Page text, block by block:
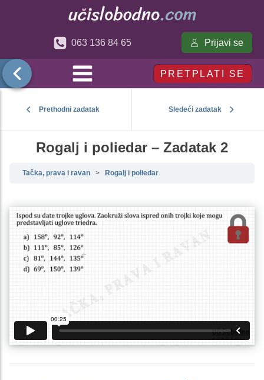
063 136 84 65 Prijavi se
PRETPLATI SE
Prethodni zadatak Sledeći zadatak
Rogalj i poliedar – Zadatak 2
Tačka, prava i ravan Rogalj i poliedar